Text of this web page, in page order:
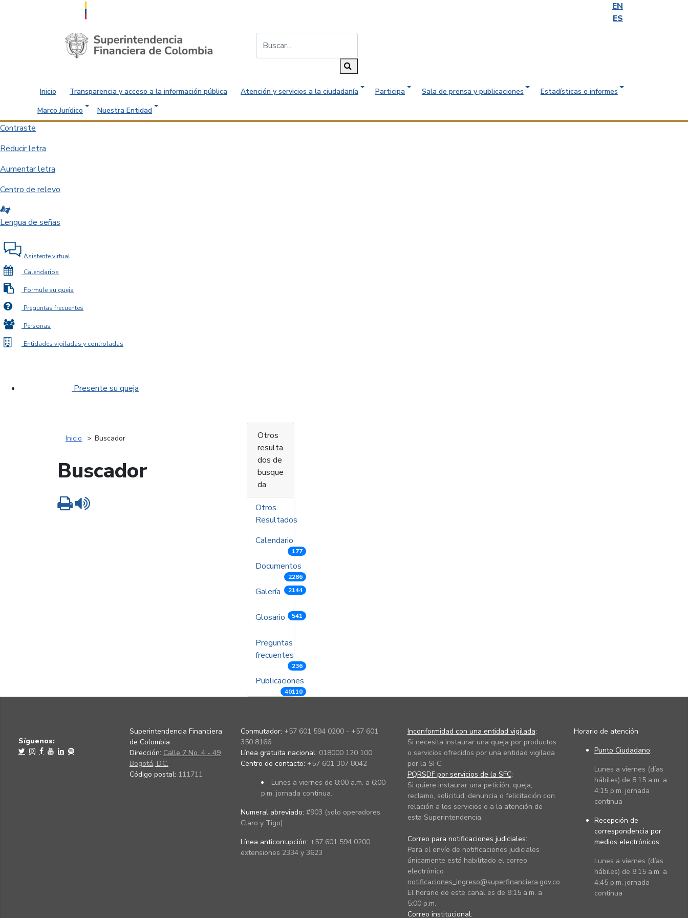
EN
ES
Saltar al contenido principal
Inicio Transparencia y acceso a la información pública Atención y servicios a la ciudadanía Participa Sala de prensa y publicaciones
Estadísticas e informes
Marco Jurídico
Nuestra Entidad
Contraste
Reducir letra
Aumentar letra
Centro de relevo
Lengua de señas
Asistente virtual
Calendarios
Formule su queja
Preguntas frecuentes
Personas
Entidades vigiladas y controladas
Presente su queja
Inicio Buscador
Buscador
Imprimir
Otros
resulta
dos de
busque
da
Otros
Resultados
Calendario
177
Documentos
2286
Galería 2144
Glosario 541
Preguntas
frecuentes
236
Publicaciones
40110
Síguenos:
Superintendencia Financiera
de Colombia
Dirección: Calle 7 No. 4 - 49
Bogotá, D.C.
Código postal: 111711
Conmutador: +57 601 594 0200 - +57 601
350 8166
Línea gratuita nacional: 018000 120 100
Centro de contacto: +57 601 307 8042
Lunes a viernes de 8:00 a.m. a 6:00
p.m. jornada continua.
Numeral abreviado: #903 (solo operadores
Claro y Tigo)
Línea anticorrupción: +57 601 594 0200
extensiones 2334 y 3623
Inconformidad con una entidad vigilada:
Si necesita instaurar una queja por productos
o servicios ofrecidos por una entidad vigilada
por la SFC.
PQRSDF por servicios de la SFC:
Si quiere instaurar una petición, queja,
reclamo, solicitud, denuncia o felicitación con
relación a los servicios o a la atención de
esta Superintendencia.
Correo para notificaciones judiciales:
Para el envío de notificaciones judiciales
únicamente está habilitado el correo
electrónico
notificaciones_ingreso@superfinanciera.gov.co
El horario de este canal es de 8:15 a.m. a
5:00 p.m.
Correo institucional:
Horario de atención
Punto Ciudadano:
Lunes a viernes (días
hábiles) de 8:15 a.m. a
4:15 p.m. jornada
continua
Recepción de
correspondencia por
medios electrónicos:
Lunes a viernes (días
hábiles) de 8:15 a.m. a
4:45 p.m. jornada
continua